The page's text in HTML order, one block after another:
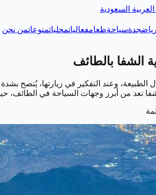
السعودية
جدةسياحةطعامفعالياتمحلياتمنوعاتمن نحن
وعند التفكير في زيارتها، يُنصح
تعد من أبرز وجهات السياحة في